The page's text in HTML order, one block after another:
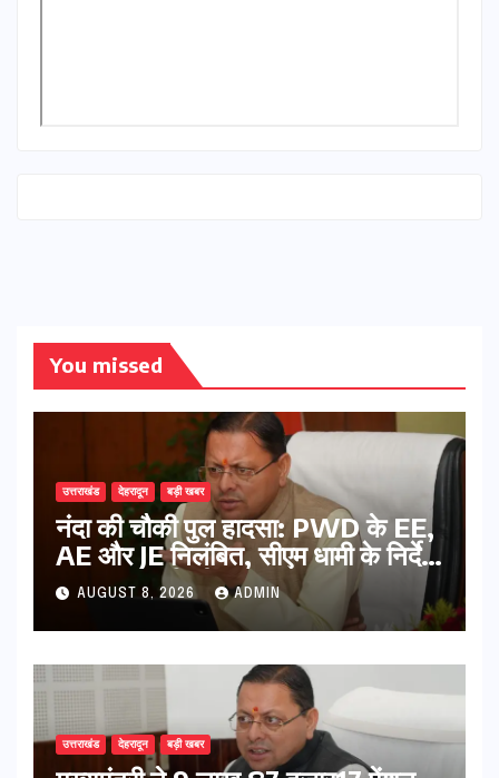
You missed
उत्तराखंड देहरादून बड़ी खबर
नंदा की चौकी पुल हादसा: PWD के EE,
AE और JE निलंबित, सीएम धामी के निर्देश
पर सख्त कार्रवाई
AUGUST 8, 2026 ADMIN
उत्तराखंड देहरादून बड़ी खबर